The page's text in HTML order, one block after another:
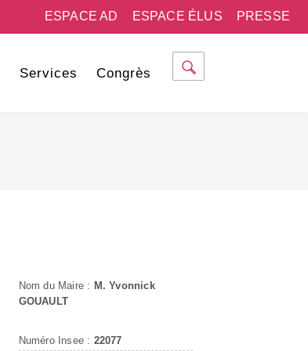
PRESSE
ESPACE ÉLUS
ESPACE AD
Services Congrès
Nom du Maire : M. Yvonnick
GOUAULT
Numéro Insee : 22077